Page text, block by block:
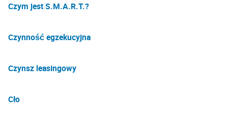
Czym jest S.M.A.R.T.?
Czynność egzekucyjna
Czynsz leasingowy
Cło